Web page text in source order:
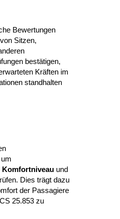
Bewertungen
von Sitzen,
bestätigen,
Kräften im
standhalten
Komfortniveau und
Dies trägt dazu
der Passagiere
25.853 zu